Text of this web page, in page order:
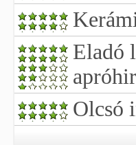
Eladó
Olcsó